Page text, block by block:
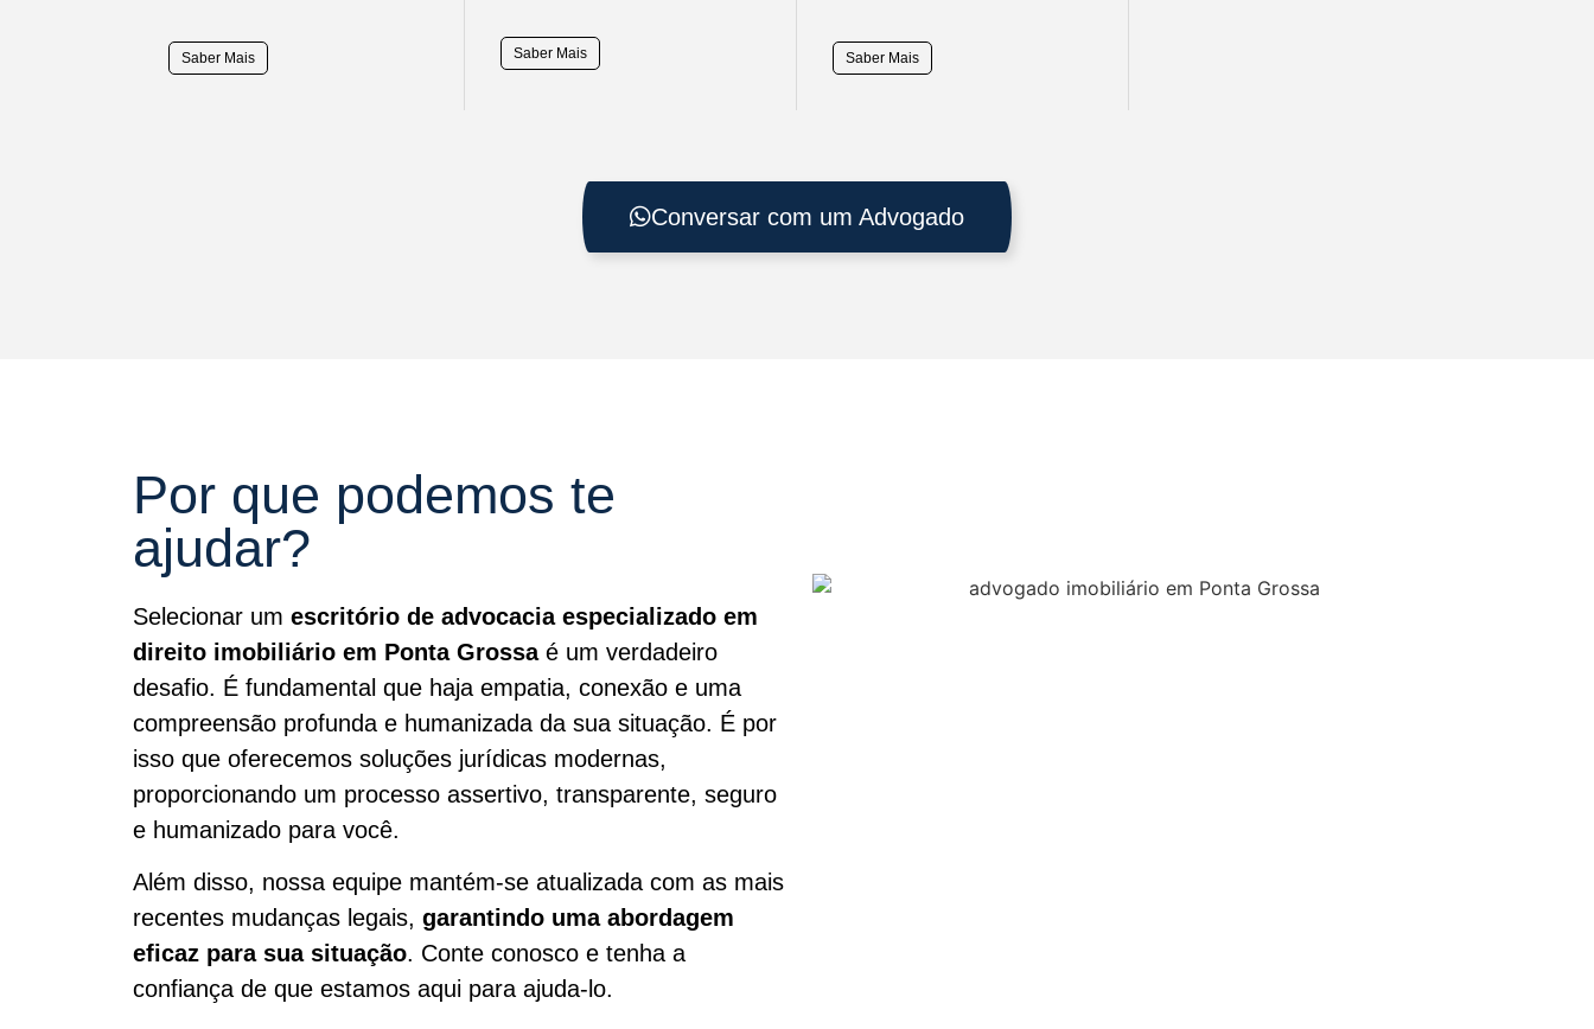
Saber Mais Saber Mais Saber Mais
Conversar com um Advogado
Por que podemos te
ajudar?
Selecionar um escritório de advocacia especializado em
direito imobiliário em Ponta Grossa é um verdadeiro
desafio. É fundamental que haja empatia, conexão e uma
compreensão profunda e humanizada da sua situação. É por
isso que oferecemos soluções jurídicas modernas,
proporcionando um processo assertivo, transparente, seguro
e humanizado para você.
Além disso, nossa equipe mantém-se atualizada com as mais
recentes mudanças legais, garantindo uma abordagem
eficaz para sua situação. Conte conosco e tenha a
confiança de que estamos aqui para ajuda-lo.